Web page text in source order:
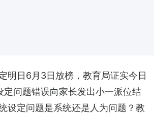
明日6月3日放榜，教育局证实今日
定问题错误向家长发出小一派位结
设定问题是系统还是人为问题？教